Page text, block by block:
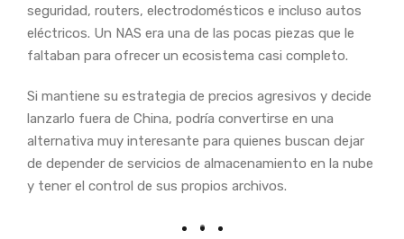
seguridad, routers, electrodomésticos e incluso autos
eléctricos. Un NAS era una de las pocas piezas que le
faltaban para ofrecer un ecosistema casi completo.
Si mantiene su estrategia de precios agresivos y decide
lanzarlo fuera de China, podría convertirse en una
alternativa muy interesante para quienes buscan dejar
de depender de servicios de almacenamiento en la nube
y tener el control de sus propios archivos.